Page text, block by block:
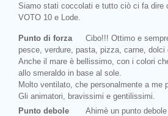
Siamo stati coccolati e tutto ciò ci fa dire
VOTO 10 e Lode.
Punto di forza
Cibo!!! Ottimo e
pesce, verdure, pasta, pizza, carne, dolci
Anche il mare è bellissimo, con i colori
allo smeraldo in base al sole.
Molto ventilato, che personalmente a me
Gli animatori, bravissimi e gentilissimi.
Punto debole
Ahimè un punto